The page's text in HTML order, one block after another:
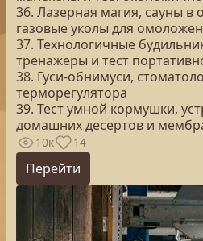
36. Лазерная магия, сауны в
газовые уколы для
37. Технологичные
тренажеры и тест
38. Гуси-обнимуси,
терморегулятора
39. Тест умной кормушки,
домашних десертов и
10к 14
Перейти